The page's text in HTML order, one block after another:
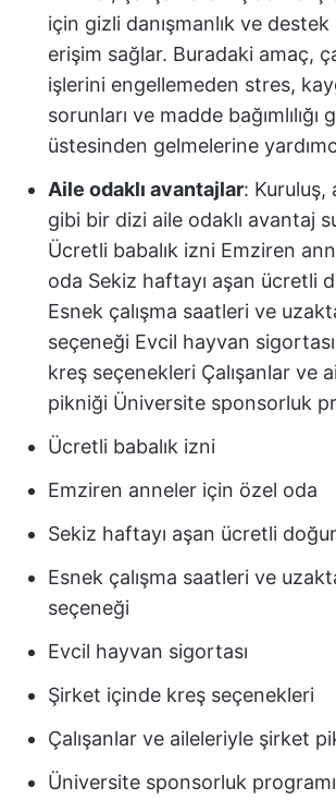
için gizli danışmanlık ve
erişim sağlar. Buradaki amaç,
işlerini engellemeden stres,
sorunları ve madde bağımlılığı
üstesinden gelmelerine
Aile odaklı avantajlar: Kuruluş,
gibi bir dizi aile odaklı avantaj
Ücretli babalık izni Emziren
oda Sekiz haftayı aşan ücretli
Esnek çalışma saatleri ve
seçeneği Evcil hayvan
kreş seçenekleri Çalışanlar ve
pikniği Üniversite sponsorluk
Ücretli babalık izni
Emziren anneler için özel oda
Sekiz haftayı aşan ücretli
Esnek çalışma saatleri ve
seçeneği
Evcil hayvan sigortası
Şirket içinde kreş seçenekleri
Çalışanlar ve aileleriyle şirket
Üniversite sponsorluk programı